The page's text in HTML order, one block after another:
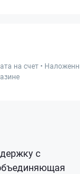
на счет •
с